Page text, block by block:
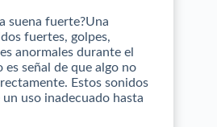
suena fuerte?Una
fuertes, golpes,
anormales durante el
es señal de que algo no
Estos sonidos
uso inadecuado hasta